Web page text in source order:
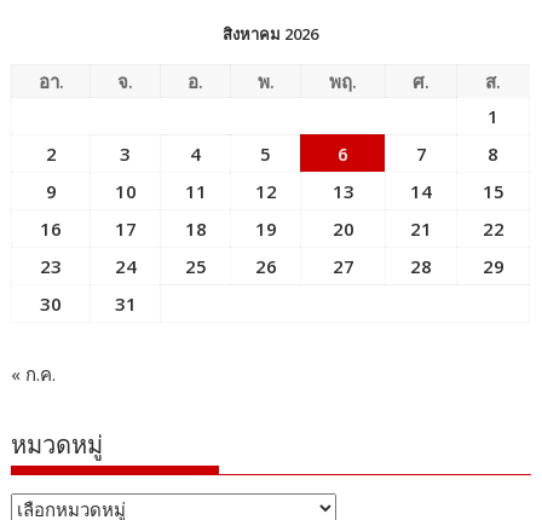
สิงหาคม 2026
อา. จ. อ. พ. พฤ. ศ.
ส.
1
2
3 4 5 6 7
8
9
10 11 12 13 14
15
16
17 18 19 20 21
22
23
24 25 26 27 28
29
30
31
« ก.ค.
หมวดหมู่
หมวด